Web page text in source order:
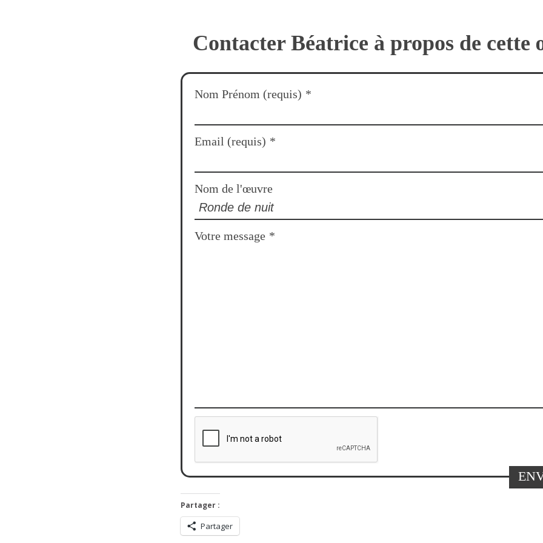
Contacter Béatrice à propos de cette
Nom Prénom (requis) *
Email (requis) *
Nom de l'œuvre
Votre message *
Partager :
Partager